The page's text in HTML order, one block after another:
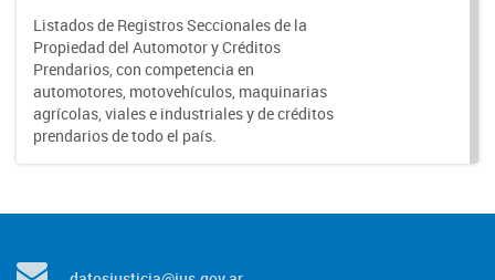
Listados de Registros Seccionales de la
Propiedad del Automotor y Créditos
Prendarios, con competencia en
automotores, motovehículos, maquinarias
agrícolas, viales e industriales y de créditos
prendarios de todo el país.